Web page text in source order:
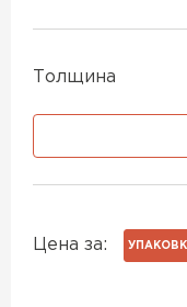
Толщина
Цена за: